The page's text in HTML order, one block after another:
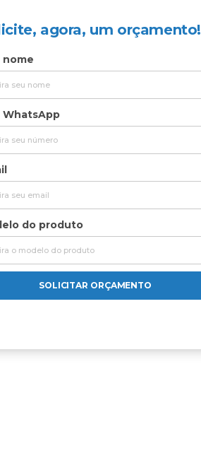
agora, um orçamento!
nome
WhatsApp
do produto
SOLICITAR ORÇAMENTO